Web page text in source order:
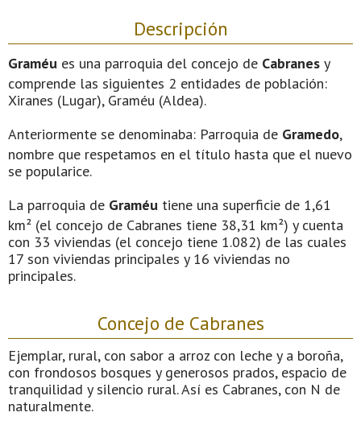
Descripción
Graméu es una parroquia del concejo de Cabranes y
comprende las siguientes 2 entidades de población:
Xiranes (Lugar), Graméu (Aldea).
Anteriormente se denominaba: Parroquia de Gramedo,
nombre que respetamos en el título hasta que el nuevo
se popularice.
La parroquia de Graméu tiene una superficie de 1,61
km² (el concejo de Cabranes tiene 38,31 km²) y cuenta
con 33 viviendas (el concejo tiene 1.082) de las cuales
17 son viviendas principales y 16 viviendas no
principales.
Concejo de Cabranes
Ejemplar, rural, con sabor a arroz con leche y a boroña,
con frondosos bosques y generosos prados, espacio de
tranquilidad y silencio rural. Así es Cabranes, con N de
naturalmente.